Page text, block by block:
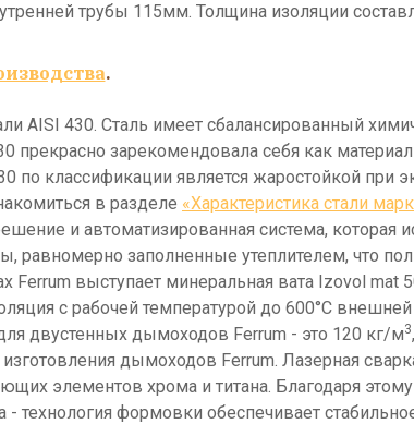
трубы 115мм. Толщина изоляции
.
430. Сталь имеет сбалансированный
зарекомендовала себя как
по классификации является жаростойкой при
в разделе «Характеристика стали
и автоматизированная система, которая
равномерно заполненные утеплителем, что
выступает минеральная вата Іzovol mat
с рабочей температурой до 600°С внешней
двустенных дымоходов Ferrum - это 120 кг/м3
дымоходов Ferrum. Лазерная
элементов хрома и титана. Благодаря этому
технология формовки обеспечивает